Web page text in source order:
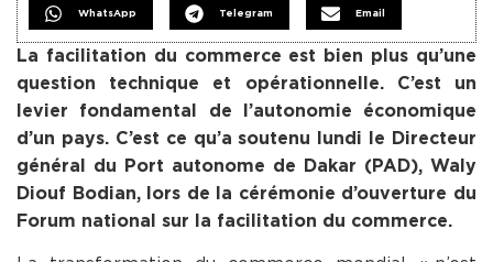
WhatsApp Telegram Email
La facilitation du commerce est bien plus qu’une
question technique et opérationnelle. C’est un
levier fondamental de l’autonomie économique
d’un pays. C’est ce qu’a soutenu lundi le Directeur
général du Port autonome de Dakar (PAD), Waly
Diouf Bodian, lors de la cérémonie d’ouverture du
Forum national sur la facilitation du commerce.